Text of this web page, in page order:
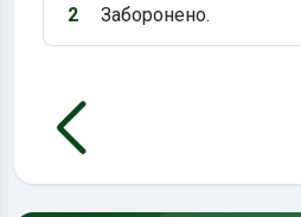
Варіант 2:
2 Заборонено.